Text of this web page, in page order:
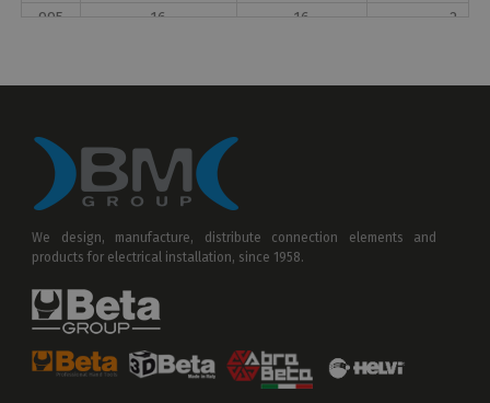
995
16
16
2
We design, manufacture, distribute connection elements and
products for electrical installation, since 1958.